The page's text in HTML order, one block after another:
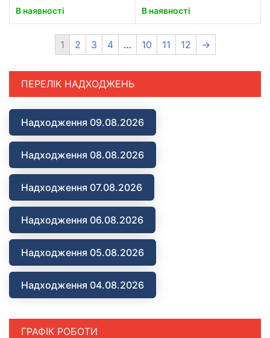
В наявності В наявності
1 2 3 4 … 10 11 12 →
ПЕРЕЛІК НАДХОДЖЕНЬ
Надходження 09.08.2026
Надходження 08.08.2026
Надходження 07.08.2026
Надходження 06.08.2026
Надходження 05.08.2026
Надходження 04.08.2026
ГРАФІК РОБОТИ